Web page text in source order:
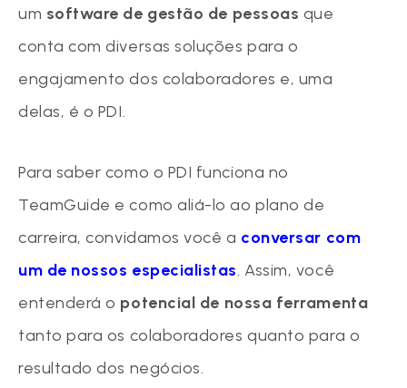
um software de gestão de pessoas que
conta com diversas soluções para o
engajamento dos colaboradores e, uma
delas, é o PDI.
Para saber como o PDI funciona no
TeamGuide e como aliá-lo ao plano de
carreira, convidamos você a conversar com
um de nossos especialistas. Assim, você
entenderá o potencial de nossa ferramenta
tanto para os colaboradores quanto para o
resultado dos negócios.